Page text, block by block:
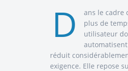
D
ans le cadre
plus de
utilisateur
réduit
exigence. Elle repose